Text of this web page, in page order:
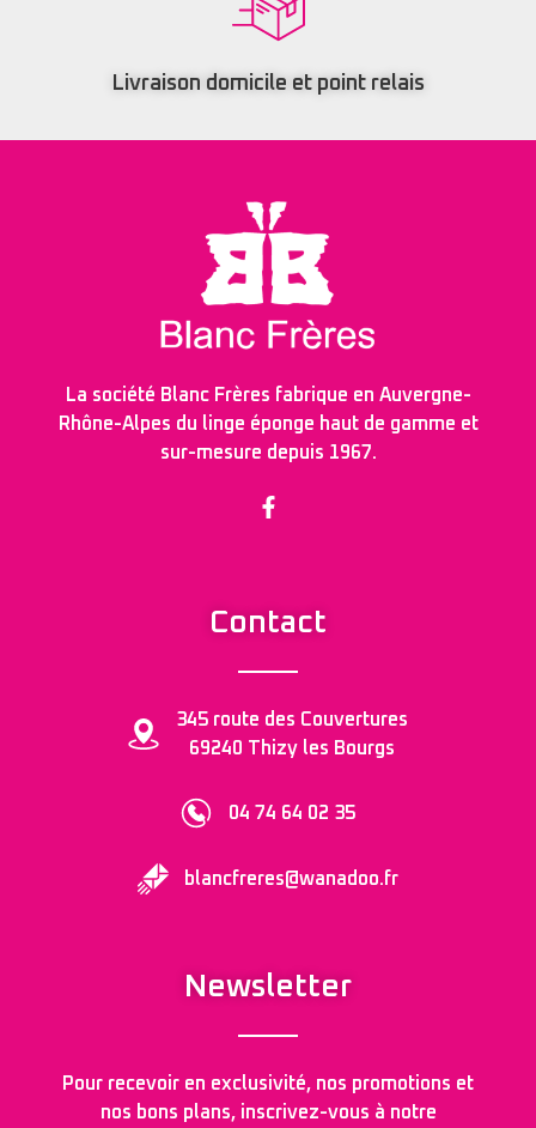
Livraison domicile et point relais
La société Blanc Frères fabrique en Auvergne-
Rhône-Alpes du linge éponge haut de gamme et
sur-mesure depuis 1967.
Contact
345 route des Couvertures
69240 Thizy les Bourgs
04 74 64 02 35
blancfreres@wanadoo.fr
Newsletter
Pour recevoir en exclusivité, nos promotions et
nos bons plans, inscrivez-vous à notre